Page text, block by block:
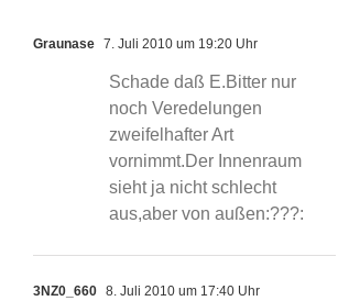
Graunase 7. Juli 2010 um 19:20 Uhr
Schade daß E.Bitter nur
noch Veredelungen
zweifelhafter Art
vornimmt.Der Innenraum
sieht ja nicht schlecht
aus,aber von außen:???:
3NZ0_660 8. Juli 2010 um 17:40 Uhr